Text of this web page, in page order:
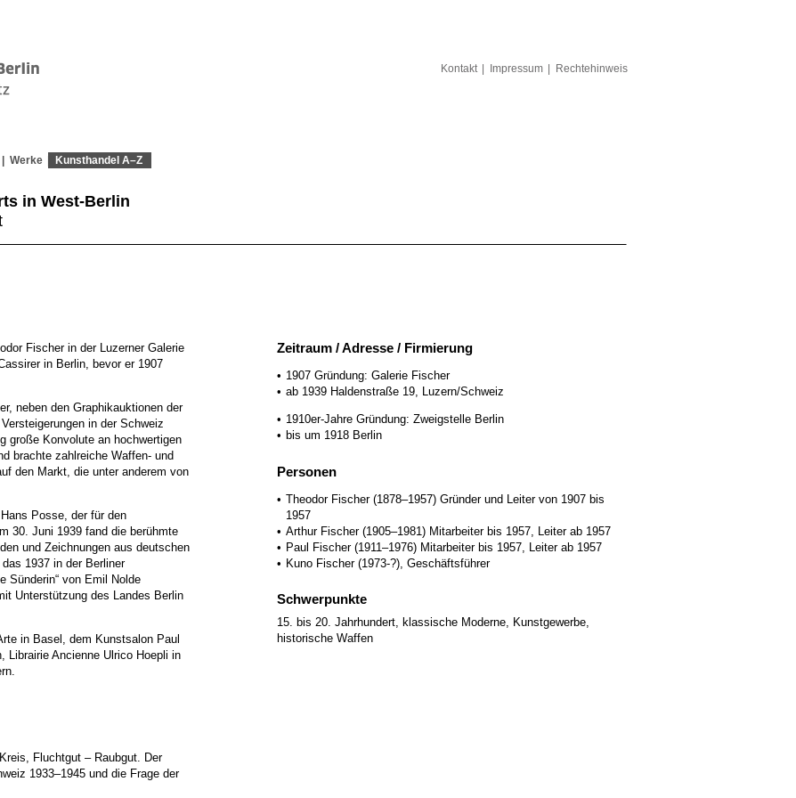
Kontakt Impressum Rechtehinweis
Werke Kunsthandel A–Z
in West-Berlin
Fischer in der Luzerner Galerie
in Berlin, bevor er 1907
neben den Graphikauktionen der
in der Schweiz
große Konvolute an hochwertigen
brachte zahlreiche Waffen- und
den Markt, die unter anderem von
Posse, der für den
30. Juni 1939 fand die berühmte
und Zeichnungen aus deutschen
1937 in der Berliner
Sünderin“ von Emil Nolde
Unterstützung des Landes Berlin
in Basel, dem Kunstsalon Paul
Librairie Ancienne Ulrico Hoepli in
Fluchtgut – Raubgut. Der
1933–1945 und die Frage der
Zeitraum / Adresse / Firmierung
1907 Gründung: Galerie Fischer
ab 1939 Haldenstraße 19, Luzern/Schweiz
1910er-Jahre Gründung: Zweigstelle Berlin
bis um 1918 Berlin
Personen
Theodor Fischer (1878–1957) Gründer und Leiter von 1907 bis
1957
Arthur Fischer (1905–1981) Mitarbeiter bis 1957, Leiter ab 1957
Paul Fischer (1911–1976) Mitarbeiter bis 1957, Leiter ab 1957
Kuno Fischer (1973-?), Geschäftsführer
Schwerpunkte
15. bis 20. Jahrhundert, klassische Moderne, Kunstgewerbe,
historische Waffen